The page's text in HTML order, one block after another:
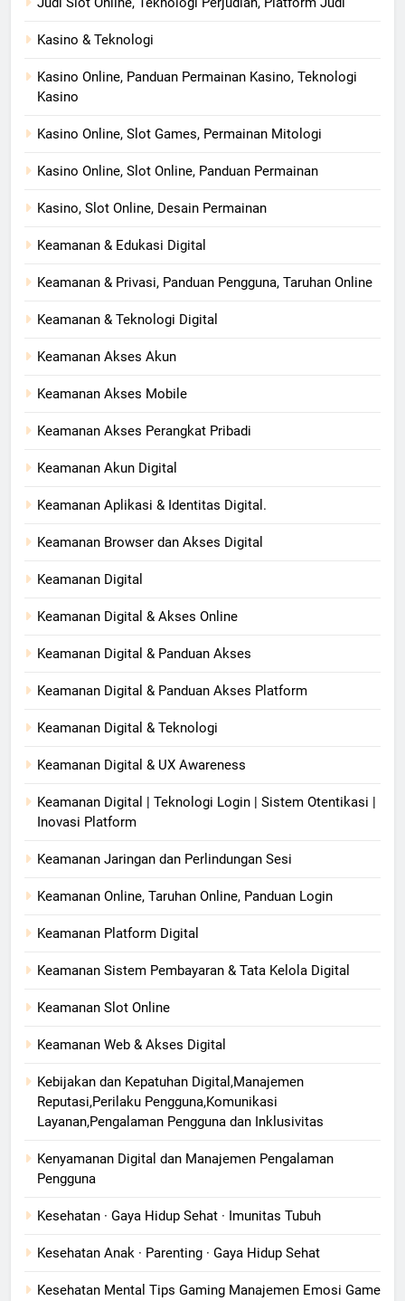
Kasino & Teknologi
Kasino Online, Panduan Permainan Kasino, Teknologi
Kasino
Kasino Online, Slot Games, Permainan Mitologi
Kasino Online, Slot Online, Panduan Permainan
Kasino, Slot Online, Desain Permainan
Keamanan & Edukasi Digital
Keamanan & Privasi, Panduan Pengguna, Taruhan Online
Keamanan & Teknologi Digital
Keamanan Akses Akun
Keamanan Akses Mobile
Keamanan Akses Perangkat Pribadi
Keamanan Akun Digital
Keamanan Aplikasi & Identitas Digital.
Keamanan Browser dan Akses Digital
Keamanan Digital
Keamanan Digital & Akses Online
Keamanan Digital & Panduan Akses
Keamanan Digital & Panduan Akses Platform
Keamanan Digital & Teknologi
Keamanan Digital & UX Awareness
Keamanan Digital | Teknologi Login | Sistem Otentikasi |
Inovasi Platform
Keamanan Jaringan dan Perlindungan Sesi
Keamanan Online, Taruhan Online, Panduan Login
Keamanan Platform Digital
Keamanan Sistem Pembayaran & Tata Kelola Digital
Keamanan Slot Online
Keamanan Web & Akses Digital
Kebijakan dan Kepatuhan Digital,Manajemen
Reputasi,Perilaku Pengguna,Komunikasi
Layanan,Pengalaman Pengguna dan Inklusivitas
Kenyamanan Digital dan Manajemen Pengalaman
Pengguna
Kesehatan · Gaya Hidup Sehat · Imunitas Tubuh
Kesehatan Anak · Parenting · Gaya Hidup Sehat
Kesehatan Mental Tips Gaming Manajemen Emosi Game